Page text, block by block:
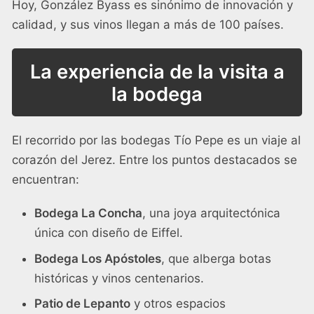
Hoy, González Byass es sinónimo de innovación y
calidad, y sus vinos llegan a más de 100 países.
La experiencia de la visita a
la bodega
El recorrido por las bodegas Tío Pepe es un viaje al
corazón del Jerez. Entre los puntos destacados se
encuentran:
Bodega La Concha, una joya arquitectónica
única con diseño de Eiffel.
Bodega Los Apóstoles, que alberga botas
históricas y vinos centenarios.
Patio de Lepanto y otros espacios